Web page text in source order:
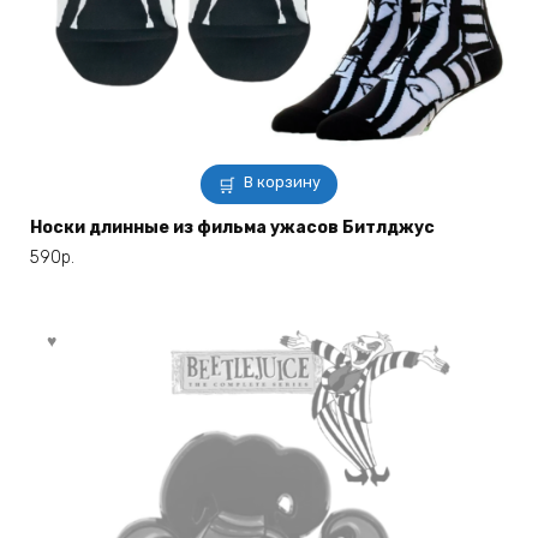
В корзину
Носки длинные из фильма ужасов Битлджус
590р.